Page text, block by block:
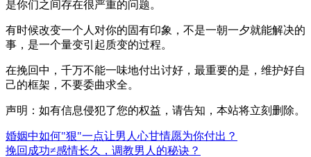
是你们之间存在很严重的问题。
有时候改变一个人对你的固有印象，不是一朝一夕就能解决的
事，是一个量变引起质变的过程。
在挽回中，千万不能一味地付出讨好，最重要的是，维护好自
己的框架，不要委曲求全。
声明：如有信息侵犯了您的权益，请告知，本站将立刻删除。
婚姻中如何"狠"一点让男人心甘情愿为你付出？
挽回成功≠感情长久，调教男人的秘诀？